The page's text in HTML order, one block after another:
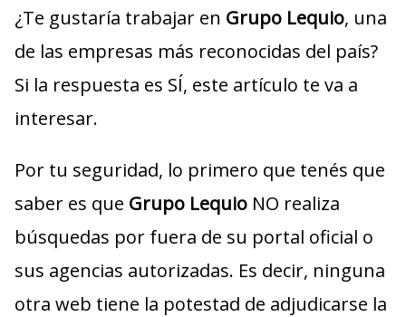
¿Te gustaría trabajar en Grupo Lequio, una
de las empresas más reconocidas del país?
Si la respuesta es SÍ, este artículo te va a
interesar.
Por tu seguridad, lo primero que tenés que
saber es que Grupo Lequio NO realiza
búsquedas por fuera de su portal oficial o
sus agencias autorizadas. Es decir, ninguna
otra web tiene la potestad de adjudicarse la